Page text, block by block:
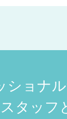
ショナ
タッフ